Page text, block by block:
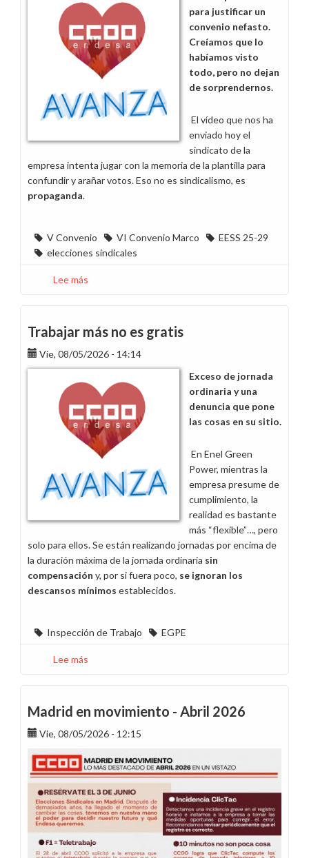
para justificar un
convenio nefasto.
Creíamos que lo
habíamos visto
todo, pero no dejan
de sorprendernos.
El vídeo que nos ha
enviado hoy el
sindicato de la
empresa intenta jugar con la memoria de la plantilla para
confundir y arañar votos. Eso no es sindicalismo, es
propaganda.
V Convenio VI Convenio Marco
EESS 25-29
elecciones sindicales
Lee más
que
lo
vuelvan
a
hacer
por
ti,
ahora
tú
tienes
la
llave
Trabajar más no es gratis
Vie, 08/05/2026 - 14:14
Exceso de jornada
ordinaria y una
denuncia que pone
las cosas en su sitio.
En Enel Green
Power, mientras la
empresa presume de
cumplimiento, la
realidad es bastante
más “flexible”…, pero
solo para ellos. Se están realizando jornadas por encima de
la duración máxima de la jornada ordinaria sin
compensación y, por si fuera poco, se ignoran los
descansos mínimos establecidos.
Inspección de Trabajo EGPE
Lee más
es
gratis
Madrid en movimiento - Abril 2026
Vie, 08/05/2026 - 12:15